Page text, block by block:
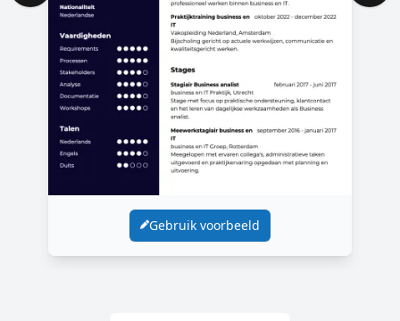
Gebruik voorbeeld